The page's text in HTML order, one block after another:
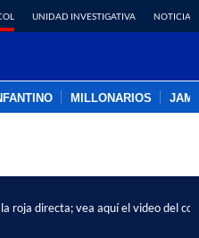
UNIDAD INVESTIGATIVA NOTICIAS
MILLONARIOS
roja directa; vea aquí el video del